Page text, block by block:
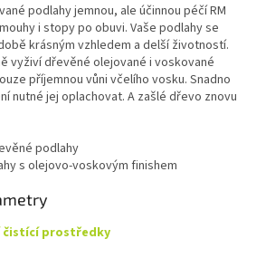
podlahy jemnou, ale účinnou péčí RM
i stopy po obuvi. Vaše podlahy se
krásným vzhledem a delší životností.
vyživí dřevěné olejované i voskované
příjemnou vůni včelího vosku. Snadno
nutné jej oplachovat. A zašlé dřevo znovu
podlahy
s olejovo-voskovým finishem
čistící prostředky